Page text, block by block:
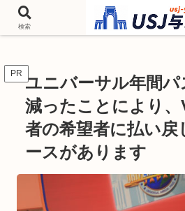
チケットやシーズンイベント ニンテンドーワ
バを歩いて情報収集し
PR ユニバーサル年間
減ったことにより
者の希望者に払い戻
ースがあります
検索